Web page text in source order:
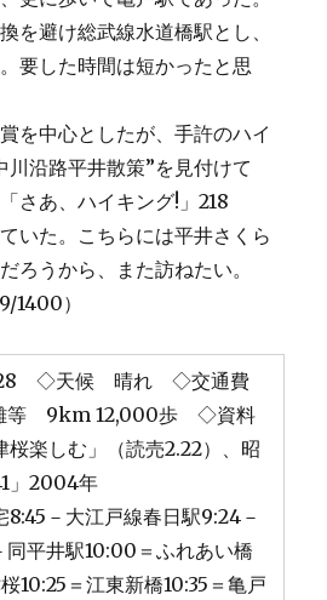
を避け総武線水道橋駅とし、
要した時間は短かったと思
を中心としたが、手許のハイ
川沿路平井散策”を見付けて
さあ、ハイキング!」218
いた。こちらには平井さくら
ろうから、また訪ねたい。
1400）
◇天候 晴れ ◇交通費
等 9km 12,000歩 ◇資料
桜楽しむ」（読売2.22）、昭
」2004年
8:45－大江戸線春日駅9:24－
同平井駅10:00＝ふれあい橋
10:25＝江東新橋10:35＝亀戸